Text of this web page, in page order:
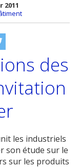
des
les industriels
son étude sur le
sur les produits